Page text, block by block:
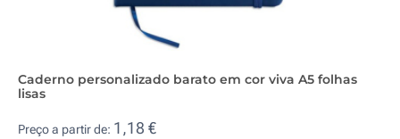
Caderno personalizado barato em cor viva A5 folhas
lisas
Preço a partir de: 1,18 €